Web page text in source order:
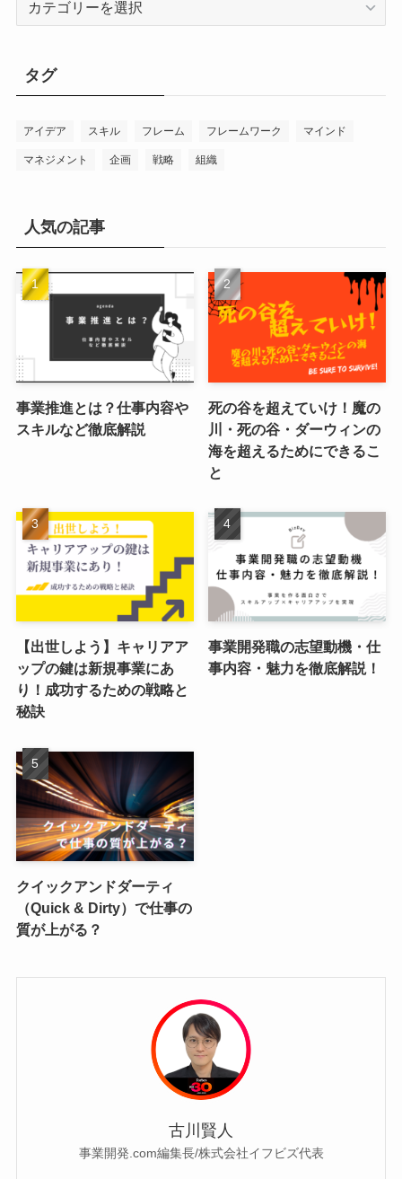
ー
タグ
アイデア スキル フレーム フレームワーク マインド
マネジメント 企画 戦略 組織
人気の記事
事業推進とは？仕事内容や
スキルなど徹底解説
死の谷を超えていけ！魔の
川・死の谷・ダーウィンの
海を超えるためにできるこ
と
【出世しよう】キャリアア
ップの鍵は新規事業にあ
り！成功するための戦略と
秘訣
事業開発職の志望動機・仕
事内容・魅力を徹底解説！
クイックアンドダーティ
（Quick & Dirty）で仕事の
質が上がる？
古川賢人
事業開発.com編集長/株式会社イフビズ代表